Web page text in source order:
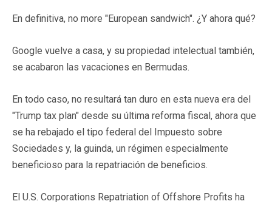
En definitiva, no more "European sandwich". ¿Y ahora qué?
Google vuelve a casa, y su propiedad intelectual también,
se acabaron las vacaciones en Bermudas.
En todo caso, no resultará tan duro en esta nueva era del
"Trump tax plan" desde su última reforma fiscal, ahora que
se ha rebajado el tipo federal del Impuesto sobre
Sociedades y, la guinda, un régimen especialmente
beneficioso para la repatriación de beneficios.
El U.S. Corporations Repatriation of Offshore Profits ha